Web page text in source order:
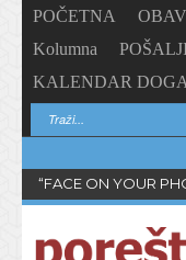
POČETNA
Kolumna
KALENDAR
“FACE ON YOUR